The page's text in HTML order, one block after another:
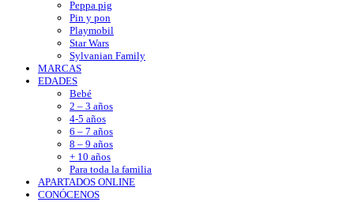
Peppa pig
Pin y pon
Playmobil
Star Wars
Sylvanian Family
MARCAS
EDADES
Bebé
2 – 3 años
4-5 años
6 – 7 años
8 – 9 años
+ 10 años
Para toda la familia
APARTADOS ONLINE
CONÓCENOS